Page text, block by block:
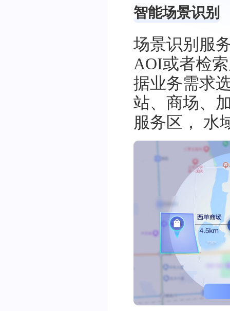
智能场景识别
场景识别服
AOI或者检
据业务需求
站、商场、
服务区， 水